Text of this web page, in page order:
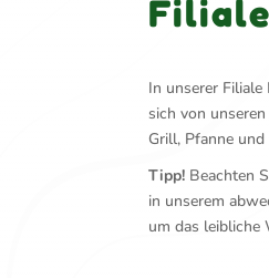
In unserer
sich von
Grill, Pfanne
Tipp! Beachten
in unserem
um das leibliche